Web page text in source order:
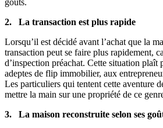
2. La transaction est plus rapide
Lorsqu’il est décidé avant l’achat que la
transaction peut se faire plus rapidement,
d’inspection préachat. Cette situation plaît
adeptes de flip immobilier, aux
Les particuliers qui tentent cette aventure
mettre la main sur une propriété de ce
3. La maison reconstruite selon ses